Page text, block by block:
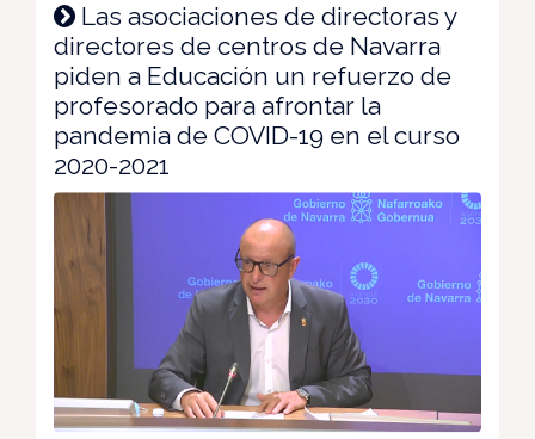
Las asociaciones de directoras y
directores de centros de Navarra
piden a Educación un refuerzo de
profesorado para afrontar la
pandemia de COVID-19 en el curso
2020-2021